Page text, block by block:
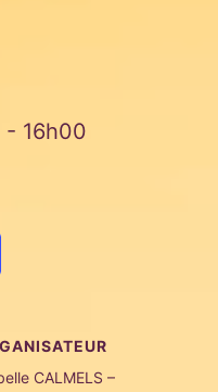
- 16h00
CALMELS –